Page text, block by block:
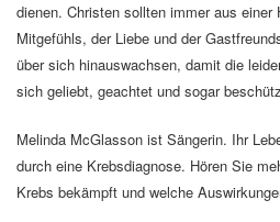
dienen. Christen sollten immer aus einer
Mitgefühls, der Liebe und der
über sich hinauswachsen, damit die
sich geliebt, geachtet und sogar
Melinda McGlasson ist Sängerin. Ihr
durch eine Krebsdiagnose. Hören Sie
Krebs bekämpft und welche